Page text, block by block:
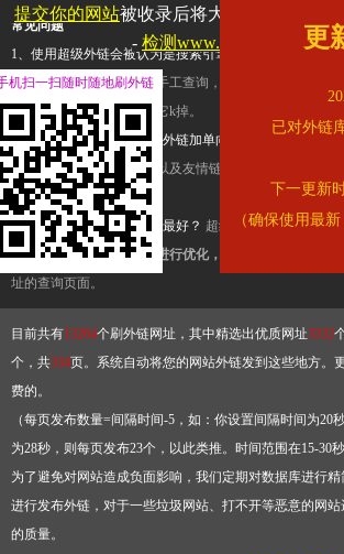
常见问题
1、使用超级外链会被认为是搜索引擎优化作弊吗？ 超
查询工具，模拟的是正常手工查询，不是作弊。如果是
推广竞争对手的网址，让它k掉。
2、网站优化单纯依靠超级外链加单向链接可行吗？
链，需要结合普通的外链以及友情链接，您可以到站长
台交换友情链接。
3、如何使用超级外链效果最好？ 超级外链不同于普通的
有频繁使用超级外链工具进行优化，才能获得稳定的外链
址的查询页面。
目前共有13264个刷外链网址，其中精选出优质网址3332
个，共334页。系统自动将您的网站外链发到这些地方。
费的。
（每页发布数量=间隔时间-5，如：你设置间隔时间为20
为28秒，则每页发布23个，以此类推。时间范围在15-30
为了避免对网站造成负面影响，我们定期对数据库进行
进行发布外链，对于一些垃圾网站、打不开等恶意的网
的质量。
提交你的网站被收录后将大幅提升流量和外
- 检测www.cqkjg.cn是否收
更
已对外链
下一更新
（确保使用最
机扫一扫随时随地刷外链